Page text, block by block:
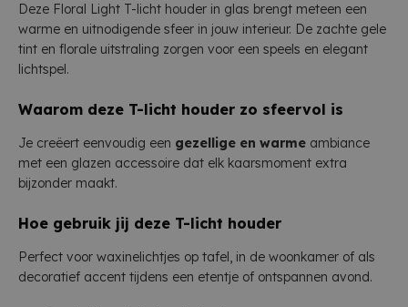
Deze Floral Light T-licht houder in glas brengt meteen een
warme en uitnodigende sfeer in jouw interieur. De zachte gele
tint en florale uitstraling zorgen voor een speels en elegant
lichtspel.
Waarom deze T-licht houder zo sfeervol is
Je creëert eenvoudig een gezellige en warme ambiance
met een glazen accessoire dat elk kaarsmoment extra
bijzonder maakt.
Hoe gebruik jij deze T-licht houder
Perfect voor waxinelichtjes op tafel, in de woonkamer of als
decoratief accent tijdens een etentje of ontspannen avond.